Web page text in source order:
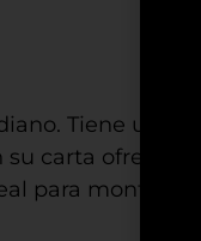
Tiene una
carta ofrece
para montarlo